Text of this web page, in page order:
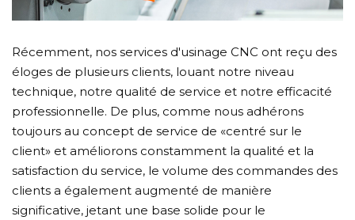
Récemment, nos services d'usinage CNC ont reçu des
éloges de plusieurs clients, louant notre niveau
technique, notre qualité de service et notre efficacité
professionnelle. De plus, comme nous adhérons
toujours au concept de service de «centré sur le
client» et améliorons constamment la qualité et la
satisfaction du service, le volume des commandes des
clients a également augmenté de manière
significative, jetant une base solide pour le